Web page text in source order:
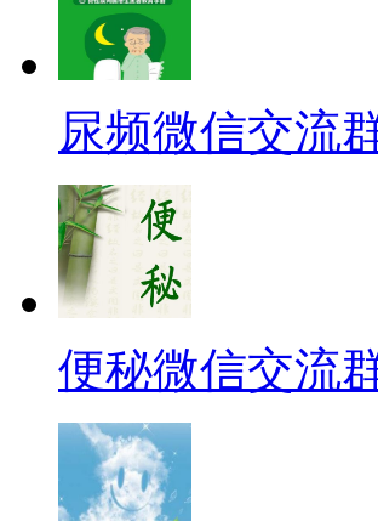
尿频微信交流
便秘微信交流